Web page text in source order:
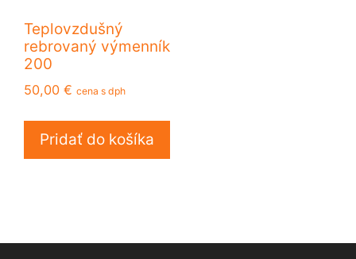
Teplovzdušný
rebrovaný výmenník
200
50,00 € cena s dph
Pridať do košíka